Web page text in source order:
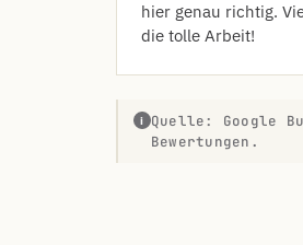
hier genau richtig.
die tolle Arbeit!
i Quelle: Google
Bewertungen.